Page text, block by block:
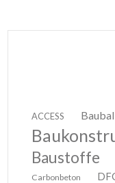
ACCESS
Baustoffe
Carbonbeton